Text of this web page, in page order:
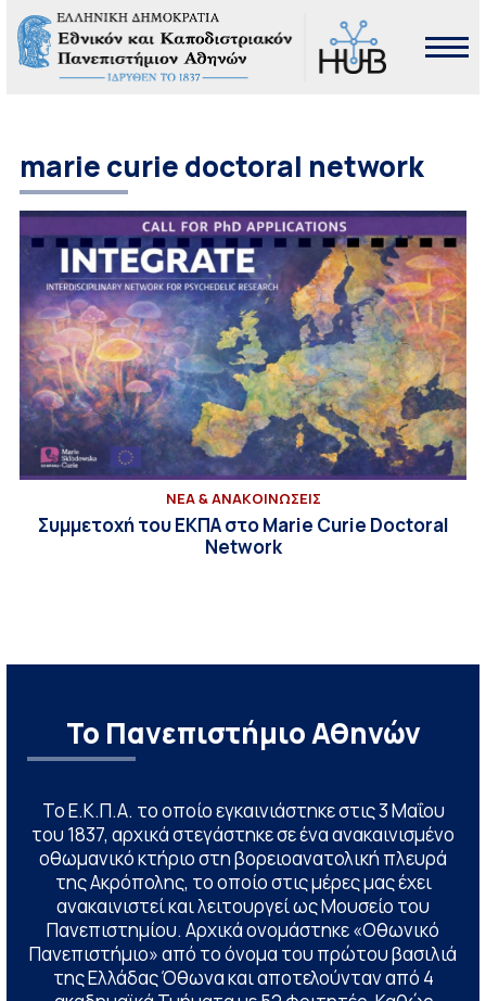
marie curie doctoral network
ΝΕΑ & ΑΝΑΚΟΙΝΩΣΕΙΣ
Συμμετοχή του ΕΚΠΑ στο Marie Curie Doctoral
Network
Το Πανεπιστήμιο Αθηνών
Το Ε.Κ.Π.Α. το οποίο εγκαινιάστηκε στις 3 Μαΐου
του 1837, αρχικά στεγάστηκε σε ένα ανακαινισμένο
οθωμανικό κτήριο στη βορειοανατολική πλευρά
της Ακρόπολης, το οποίο στις μέρες μας έχει
ανακαινιστεί και λειτουργεί ως Μουσείο του
Πανεπιστημίου. Αρχικά ονομάστηκε «Οθωνικό
Πανεπιστήμιο» από το όνομα του πρώτου βασιλιά
της Ελλάδας Όθωνα και αποτελούνταν από 4